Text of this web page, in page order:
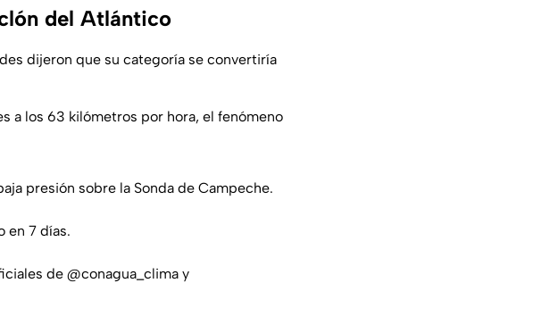
del Atlántico
dijeron que su categoría se convertiría
a los 63 kilómetros por hora, el fenómeno
presión sobre la Sonda de Campeche.
en 7 días.
de @conagua_clima y